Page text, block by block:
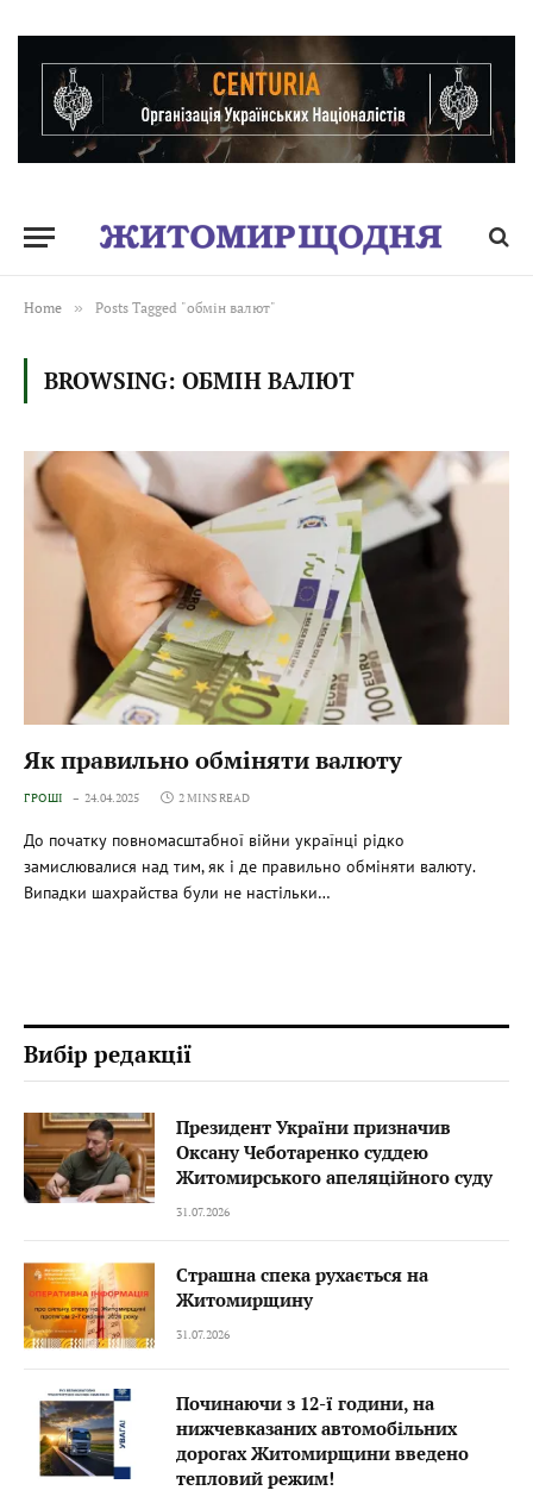
Home » Posts Tagged "обмін валют"
BROWSING: ОБМІН ВАЛЮТ
Як правильно обміняти валюту
ГРОШІ 24.04.2025 2 MINS READ
До початку повномасштабної війни українці рідко
замислювалися над тим, як і де правильно обміняти валюту.
Випадки шахрайства були не настільки…
Вибір редакції
Президент України призначив
Оксану Чеботаренко суддею
Житомирського апеляційного суду
31.07.2026
Страшна спека рухається на
Житомирщину
31.07.2026
Починаючи з 12-ї години, на
нижчевказаних автомобільних
дорогах Житомирщини введено
тепловий режим!